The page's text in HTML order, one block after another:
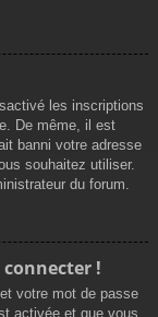
les inscriptions
De même, il est
banni votre adresse
souhaitez utiliser.
du forum.
connecter !
votre mot de passe
activée et que vous